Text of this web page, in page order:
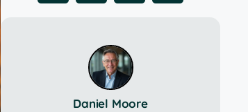
Daniel Moore